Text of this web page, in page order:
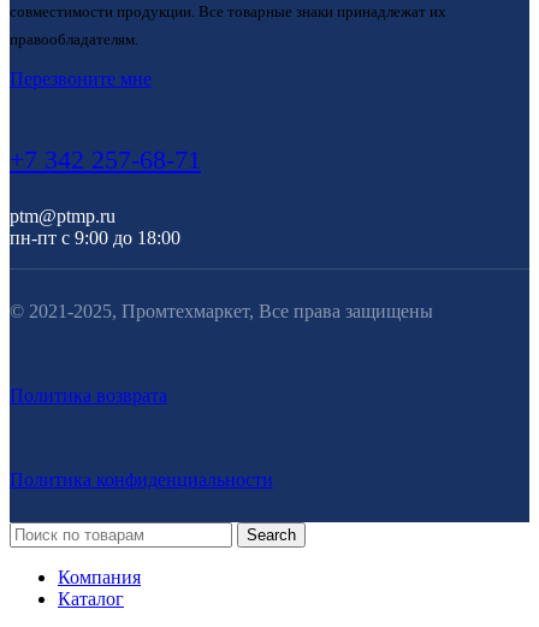
совместимости продукции. Все товарные знаки принадлежат их
правообладателям.
Перезвоните мне
+7 342 257-68-71
ptm@ptmp.ru
пн-пт с 9:00 до 18:00
© 2021-2025, Промтехмаркет, Все права защищены
Политика возврата
Политика конфиденциальности
Search
Компания
Каталог